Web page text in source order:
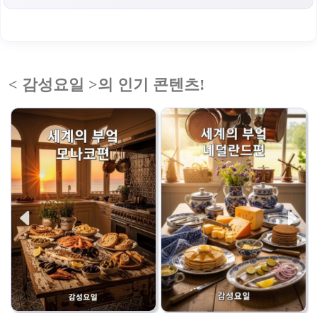
< 감성요일 >의 인기 콘텐츠!